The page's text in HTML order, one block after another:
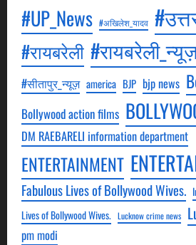
#UP_News #अखिलेश_यादव
#रायबरेली
#सीतापुर_न्यूज़ america BJP bjp news
Bollywood action films
DM RAEBARELI information department
ENTERTAINMENT
Fabulous Lives of Bollywood Wives.
Lives of Bollywood Wives. Lucknow crime news
pm modi